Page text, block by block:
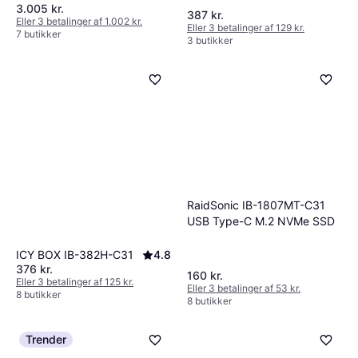
3.005 kr.
Eller 3 betalinger af 1.002 kr.
7 butikker
387 kr.
Eller 3 betalinger af 129 kr.
3 butikker
ICY BOX IB-382H-C31
4.8
376 kr.
Eller 3 betalinger af 125 kr.
8 butikker
RaidSonic IB-1807MT-C31
USB Type-C M.2 NVMe SSD
160 kr.
Eller 3 betalinger af 53 kr.
8 butikker
Trender